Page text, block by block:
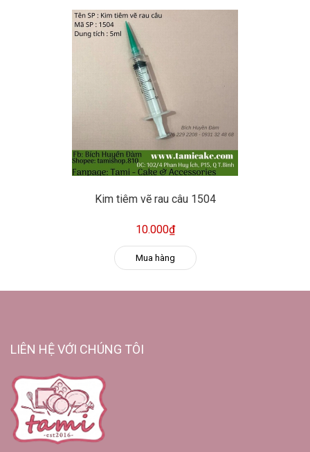
Kim tiêm vẽ rau câu 1504
10.000₫
Mua hàng
LIÊN HỆ VỚI CHÚNG TÔI